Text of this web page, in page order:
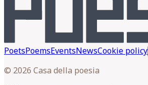
PoetsPoemsEventsNewsCookie policy
© 2026 Casa della poesia